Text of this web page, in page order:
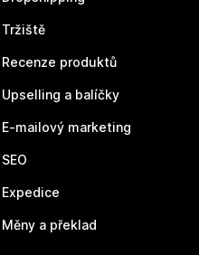
Tržiště
Recenze produktů
Upselling a balíčky
E-mailový marketing
SEO
Expedice
Měny a překlad